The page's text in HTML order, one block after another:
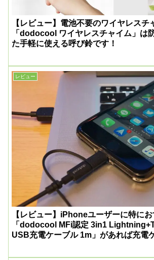
【レビュー】電池不要のワイヤレスチ
「dodocool ワイヤレスチャイム」は
た手軽に使える呼び鈴です！
レビュー
【レビュー】iPhoneユーザーに特にお
「dodocool MFi認定 3in1
USB充電ケーブル 1m」があれば充電